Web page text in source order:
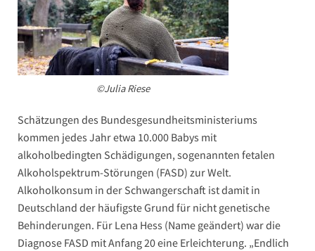
©Julia Riese
Schätzungen des Bundesgesundheitsministeriums
kommen jedes Jahr etwa 10.000 Babys mit
alkoholbedingten Schädigungen, sogenannten fetalen
Alkoholspektrum-Störungen (FASD) zur Welt.
Alkoholkonsum in der Schwangerschaft ist damit in
Deutschland der häufigste Grund für nicht genetische
Behinderungen. Für Lena Hess (Name geändert) war die
Diagnose FASD mit Anfang 20 eine Erleichterung. „Endlich